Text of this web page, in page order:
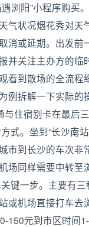
浏阳”小程序购买
气状况烟花秀对天
消或延期。出发前
并关注主办方的临
看到散场的全流程
例拆解一下实际的
与住宿别卡在最后
式。坐到“长沙南
市到长沙的车次非
场同样需要中转至
键一步。主要有
或机场直接打车去
150元到市区时间